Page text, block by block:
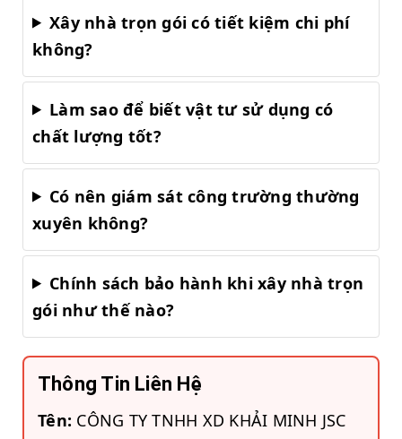
Xây nhà trọn gói có tiết kiệm chi phí
không?
Làm sao để biết vật tư sử dụng có
chất lượng tốt?
Có nên giám sát công trường thường
xuyên không?
Chính sách bảo hành khi xây nhà trọn
gói như thế nào?
Thông Tin Liên Hệ
Tên: CÔNG TY TNHH XD KHẢI MINH JSC